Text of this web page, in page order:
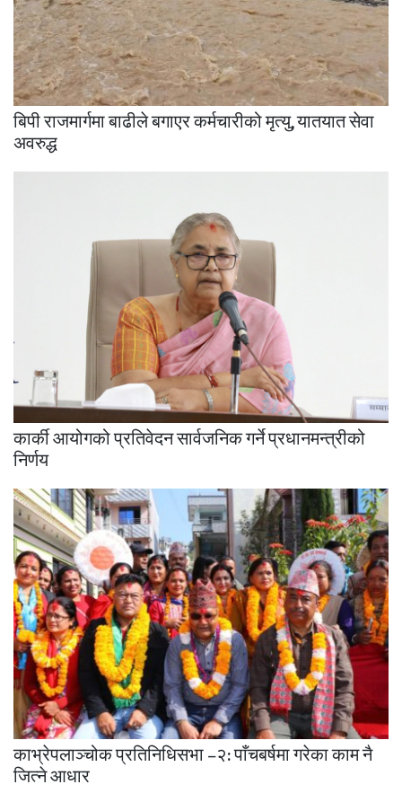
बिपी राजमार्गमा बाढीले बगाएर कर्मचारीको मृत्यु, यातयात सेवा
अवरुद्ध
कार्की आयोगको प्रतिवेदन सार्वजनिक गर्ने प्रधानमन्त्रीको
निर्णय
काभ्रेपलाञ्चोक प्रतिनिधिसभा –२: पाँचबर्षमा गरेका काम नै
जित्ने आधार